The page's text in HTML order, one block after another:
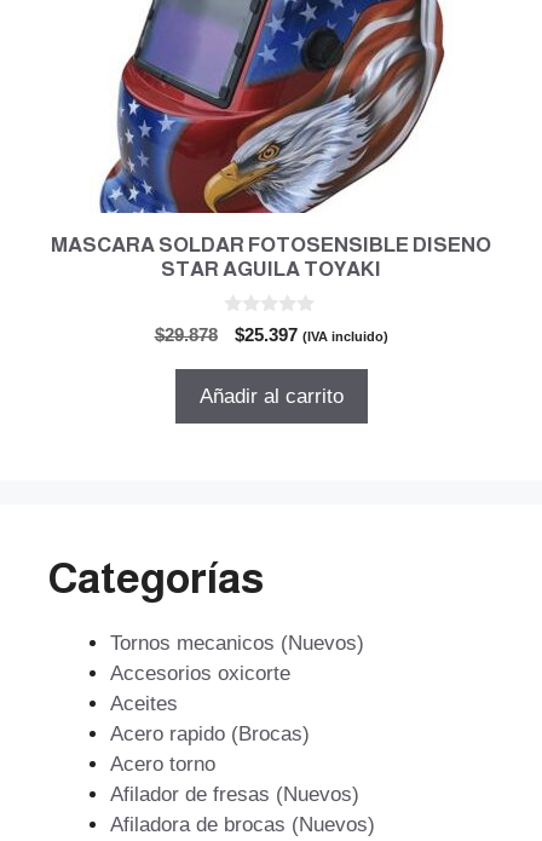
MASCARA SOLDAR FOTOSENSIBLE DISENO
STAR AGUILA TOYAKI
$29.878
El
original
$25.397El
actual
(IVA incluido)
Añadir al carrito
Categorías
Tornos mecanicos (Nuevos)
Accesorios oxicorte
Aceites
Acero rapido (Brocas)
Acero torno
Afilador de fresas (Nuevos)
Afiladora de brocas (Nuevos)